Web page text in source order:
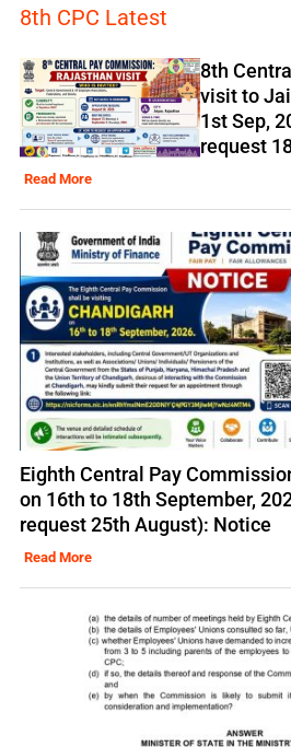
8th CPC Latest
8th
visit to
1st Sep,
request
Read More
Eighth Central Pay
on 16th to 18th September,
request 25th August): Notice
Read More